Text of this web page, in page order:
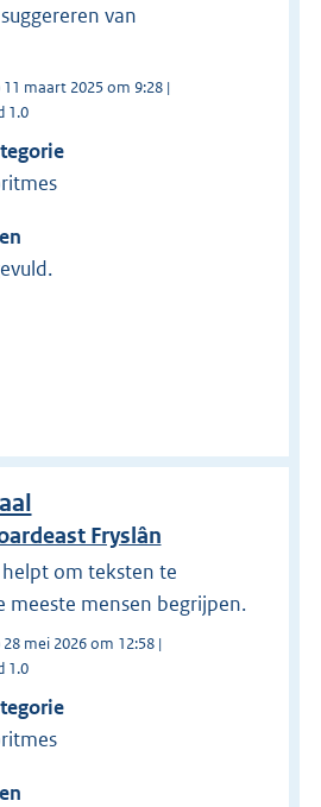
van
maart 2025 om 9:28 |
1.0
Fryslân
om teksten te
meeste mensen begrijpen.
mei 2026 om 12:58 |
1.0